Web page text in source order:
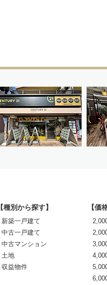
【種別から探す】
新築一戸建て
中古一戸建て
中古マンション
土地
収益物件
【価